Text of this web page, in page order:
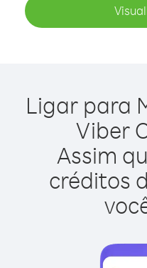
Ligar para
Viber
Assim
créditos